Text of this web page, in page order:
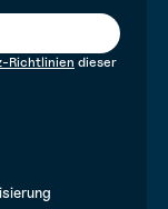
Richtlinien dieser